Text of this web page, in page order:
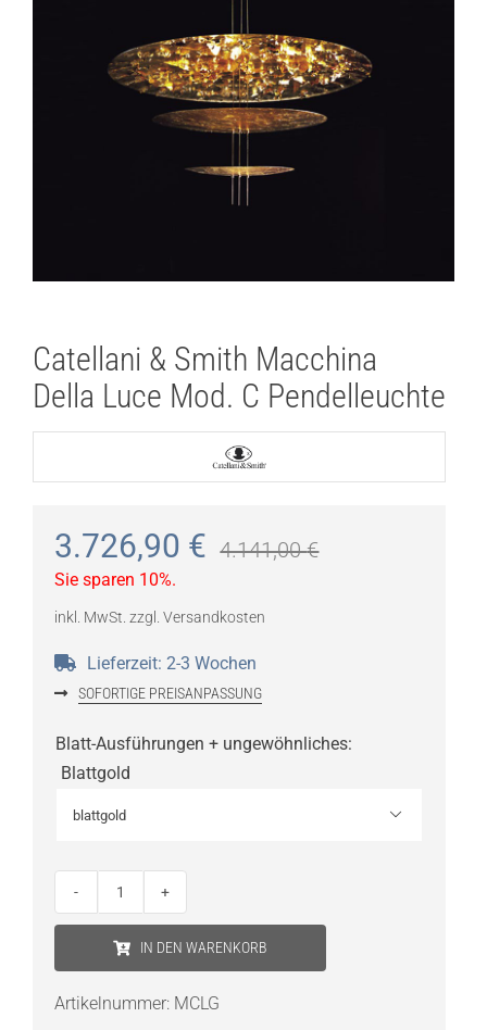
Catellani & Smith Macchina
Della Luce Mod. C Pendelleuchte
3.726,90 € 4.141,00€
Sie sparen 10%.
inkl. MwSt. zzgl. Versandkosten
Lieferzeit: 2-3 Wochen
SOFORTIGE PREISANPASSUNG
Blatt-Ausführungen + ungewöhnliches:
Blattgold

Macchina
IN DEN WARENKORB
Artikelnummer: MCLG